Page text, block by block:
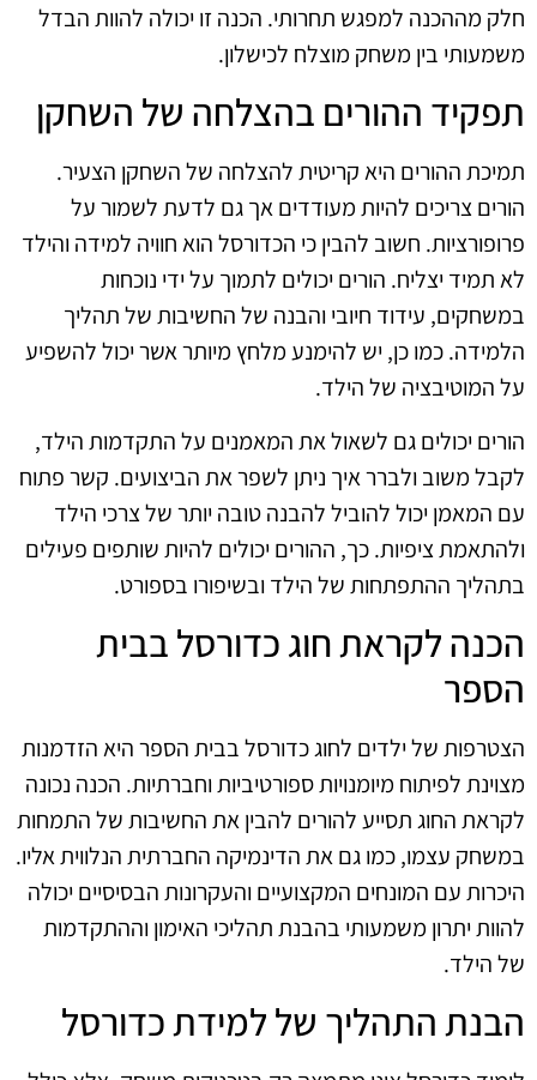
חלק מההכנה למפגש תחרותי. הכנה זו יכולה להוות הבדל
משמעותי בין משחק מוצלח לכישלון.
תפקיד ההורים בהצלחה של השחקן
תמיכת ההורים היא קריטית להצלחה של השחקן הצעיר.
הורים צריכים להיות מעודדים אך גם לדעת לשמור על
פרופורציות. חשוב להבין כי הכדורסל הוא חוויה למידה והילד
לא תמיד יצליח. הורים יכולים לתמוך על ידי נוכחות
במשחקים, עידוד חיובי והבנה של החשיבות של תהליך
הלמידה. כמו כן, יש להימנע מלחץ מיותר אשר יכול להשפיע
על המוטיבציה של הילד.
הורים יכולים גם לשאול את המאמנים על התקדמות הילד,
לקבל משוב ולברר איך ניתן לשפר את הביצועים. קשר פתוח
עם המאמן יכול להוביל להבנה טובה יותר של צרכי הילד
ולהתאמת ציפיות. כך, ההורים יכולים להיות שותפים פעילים
בתהליך ההתפתחות של הילד ובשיפורו בספורט.
הכנה לקראת חוג כדורסל בבית
הספר
הצטרפות של ילדים לחוג כדורסל בבית הספר היא הזדמנות
מצוינת לפיתוח מיומנויות ספורטיביות וחברתיות. הכנה נכונה
לקראת החוג תסייע להורים להבין את החשיבות של התמחות
במשחק עצמו, כמו גם את הדינמיקה החברתית הנלווית אליו.
היכרות עם המונחים המקצועיים והעקרונות הבסיסיים יכולה
להוות יתרון משמעותי בהבנת תהליכי האימון וההתקדמות
של הילד.
הבנת התהליך של למידת כדורסל